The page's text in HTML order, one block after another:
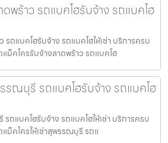
พร้าว รถแบคโฮรับจ้าง รถแบคโฮ
รถแบคโฮรับจ้าง รถแบคโฮให้เช่า บริการครบ
ม็คโครรับจ้างลาดพร้าว รถแบคโฮ
รณบุรี รถแบคโฮรับจ้าง รถแบคโฮ
รถแบคโฮรับจ้าง รถแบคโฮให้เช่า บริการครบ
ม็คโครให้เช่าสุพรรณบุรี รถแ